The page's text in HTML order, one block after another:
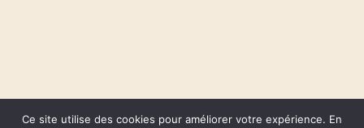
Ce site utilise des cookies pour améliorer votre expérience. En